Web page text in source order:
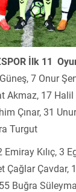
İlk 11
7 Onur
Akmaz, 17
Çınar, 31
Turgut
Emiray Kılıç, 3
Çağlar Çavdar,
Buğra